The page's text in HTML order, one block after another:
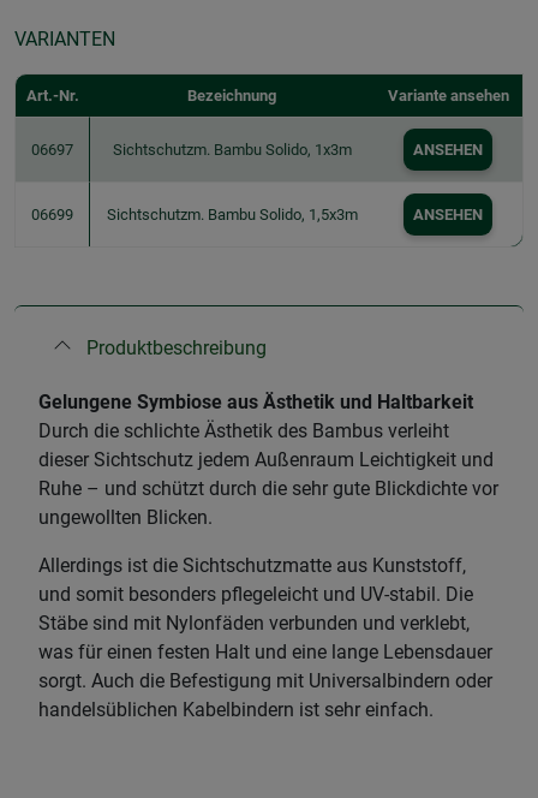
VARIANTEN
Art.-Nr. Bezeichnung Variante ansehen
06697 Sichtschutzm. Bambu Solido, 1x3m ANSEHEN
06699 Sichtschutzm. Bambu Solido, 1,5x3m ANSEHEN
Produktbeschreibung
Gelungene Symbiose aus Ästhetik und Haltbarkeit
Durch die schlichte Ästhetik des Bambus verleiht
dieser Sichtschutz jedem Außenraum Leichtigkeit und
Ruhe – und schützt durch die sehr gute Blickdichte vor
ungewollten Blicken.
Allerdings ist die Sichtschutzmatte aus Kunststoff,
und somit besonders pflegeleicht und UV-stabil. Die
Stäbe sind mit Nylonfäden verbunden und verklebt,
was für einen festen Halt und eine lange Lebensdauer
sorgt. Auch die Befestigung mit Universalbindern oder
handelsüblichen Kabelbindern ist sehr einfach.